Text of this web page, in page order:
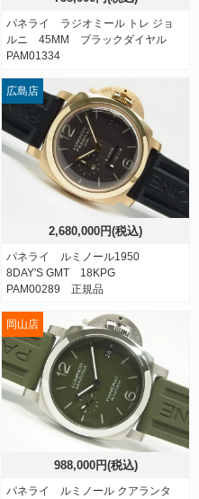
パネライ ラジオミール トレ ジョ
ルニ 45MM ブラックダイヤル
PAM01334
2,680,000円(税込)
パネライ ルミノール1950
8DAY'S GMT 18KPG
PAM00289 正規品
広島店
988,000円(税込)
パネライ ルミノール クアランタ
岡山店